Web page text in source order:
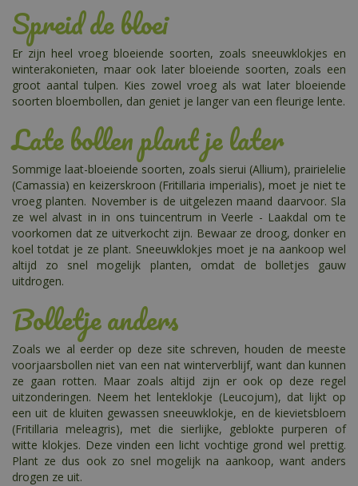
Spreid de bloei
Er zijn heel vroeg bloeiende soorten, zoals sneeuwklokjes en
winterakonieten, maar ook later bloeiende soorten, zoals een
groot aantal tulpen. Kies zowel vroeg als wat later bloeiende
soorten bloembollen, dan geniet je langer van een fleurige lente.
Late bollen plant je later
Sommige laat-bloeiende soorten, zoals sierui (Allium), prairielelie
(Camassia) en keizerskroon (Fritillaria imperialis), moet je niet te
vroeg planten. November is de uitgelezen maand daarvoor. Sla
ze wel alvast in in ons tuincentrum in Veerle - Laakdal om te
voorkomen dat ze uitverkocht zijn. Bewaar ze droog, donker en
koel totdat je ze plant. Sneeuwklokjes moet je na aankoop wel
altijd zo snel mogelijk planten, omdat de bolletjes gauw
uitdrogen.
Bolletje anders
Zoals we al eerder op deze site schreven, houden de meeste
voorjaarsbollen niet van een nat winterverblijf, want dan kunnen
ze gaan rotten. Maar zoals altijd zijn er ook op deze regel
uitzonderingen. Neem het lenteklokje (Leucojum), dat lijkt op
een uit de kluiten gewassen sneeuwklokje, en de kievietsbloem
(Fritillaria meleagris), met die sierlijke, geblokte purperen of
witte klokjes. Deze vinden een licht vochtige grond wel prettig.
Plant ze dus ook zo snel mogelijk na aankoop, want anders
drogen ze uit.